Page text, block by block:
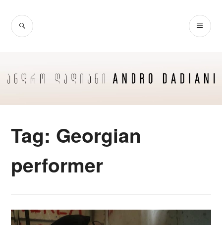
content
SEARCH
Tag: Georgian
performer